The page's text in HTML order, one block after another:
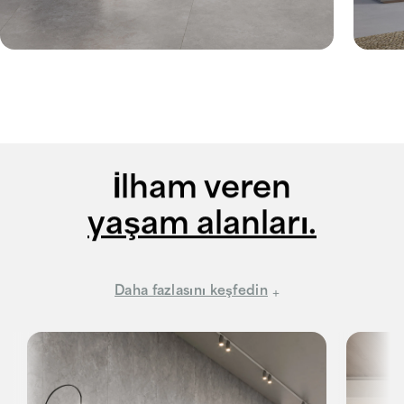
İlham veren
yaşam alanları.
Daha fazlasını keşfedin